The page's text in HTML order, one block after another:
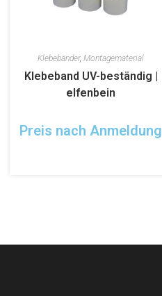
Klebebänder,Montagematerial
Klebeband UV-beständig |
elfenbein
Preis nach Anmeldung